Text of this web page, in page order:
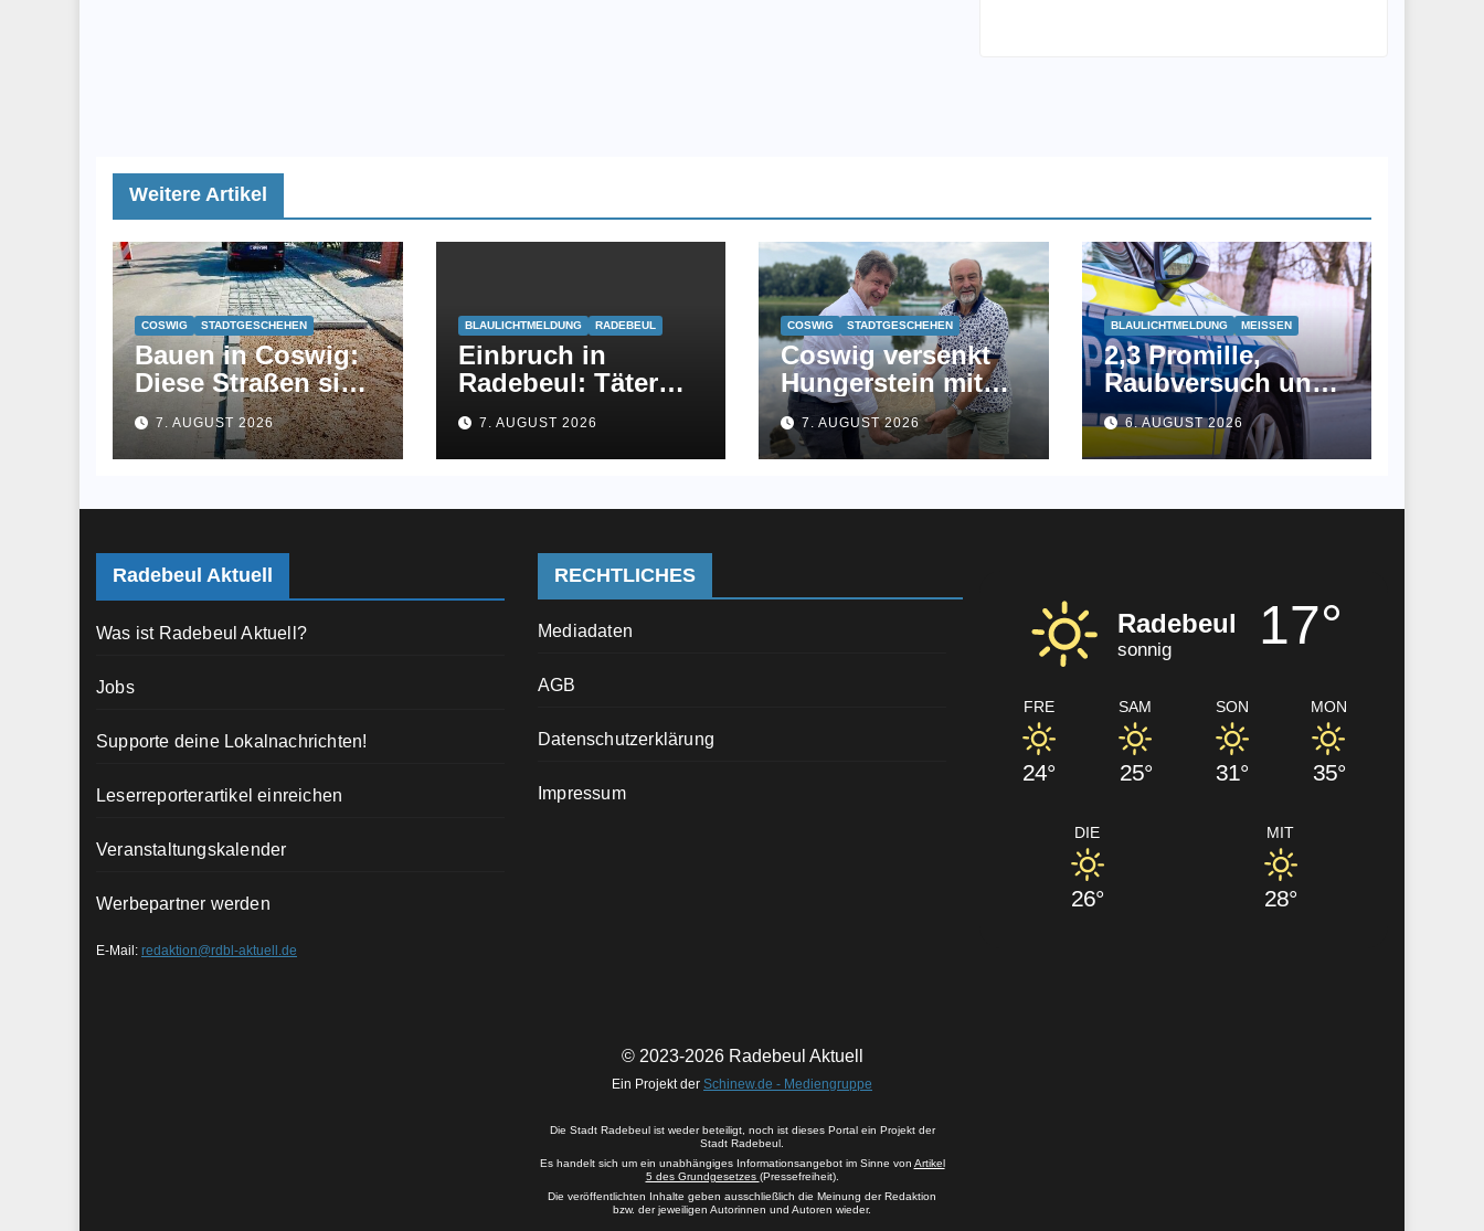
Weitere Artikel
COSWIG STADTGESCHEHEN
Bauen in Coswig:
Diese Straßen sind
jetzt fertig
7. AUGUST 2026
BLAULICHTMELDUNG RADEBEUL
Einbruch in
Radebeul: Täter
brechen Geschäft
an Meißner Straße
auf
7. AUGUST 2026
COSWIG STADTGESCHEHEN
Coswig versenkt
Hungerstein mit
Jahreszahl 2026 in
der Elbe
7. AUGUST 2026
BLAULICHTMELDUNG MEISSEN
2,3 Promille,
Raubversuch und
E-Bike ohne
Zulassung
6. AUGUST 2026
Radebeul Aktuell
Was ist Radebeul Aktuell?
Jobs
Supporte deine Lokalnachrichten!
Leserreporterartikel einreichen
Veranstaltungskalender
Werbepartner werden
E-Mail: redaktion@rdbl-aktuell.de
RECHTLICHES
Mediadaten
AGB
Datenschutzerklärung
Impressum
Radebeul
sonnig 17°
FRE
24°
SAM
25°
SON
31°
MON
35°
DIE
26°
MIT
28°
© 2023-2026 Radebeul Aktuell
Ein Projekt der Schinew.de - Mediengruppe
Die Stadt Radebeul ist weder beteiligt, noch ist dieses Portal ein Projekt der
Stadt Radebeul.
Es handelt sich um ein unabhängiges Informationsangebot im Sinne von Artikel
5 des Grundgesetzes (Pressefreiheit).
Die veröffentlichten Inhalte geben ausschließlich die Meinung der Redaktion
bzw. der jeweiligen Autorinnen und Autoren wieder.